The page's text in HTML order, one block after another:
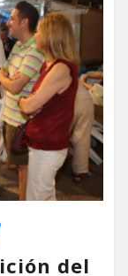
del